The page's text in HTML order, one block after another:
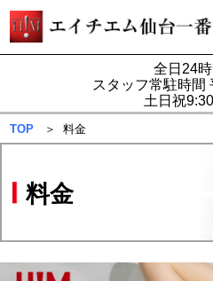
全日24
スタッフ常駐時間
土日祝
TOP ＞ 料金
料金